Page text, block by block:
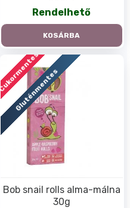
Rendelhető
KOSÁRBA
Gluténmentes
Cukormentes
Bob snail rolls alma-málna
30g